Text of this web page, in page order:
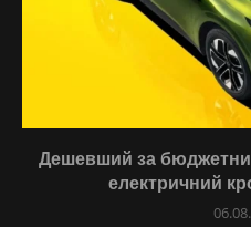
Дешевший за
електричний